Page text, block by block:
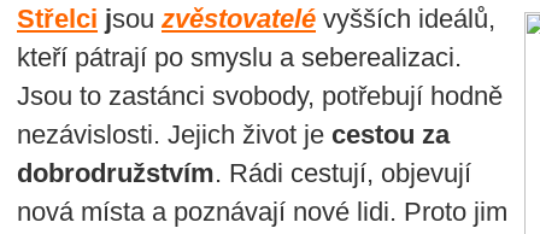
Střelci jsou zvěstovatelé vyšších ideálů,
kteří pátrají po smyslu a seberealizaci.
Jsou to zastánci svobody, potřebují hodně
nezávislosti. Jejich život je cestou za
dobrodružstvím. Rádi cestují, objevují
nová místa a poznávají nové lidi. Proto jim